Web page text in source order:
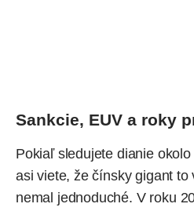
Sankcie, EUV a roky
Pokiaľ sledujete dianie
asi viete, že čínsky gigant to
nemal jednoduché. V roku